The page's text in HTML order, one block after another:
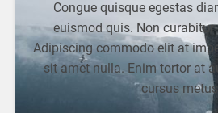
Congue quisque egestas
euismod quis. Non
Adipiscing commodo elit at
sit amet nulla. Enim tortor at
cursus